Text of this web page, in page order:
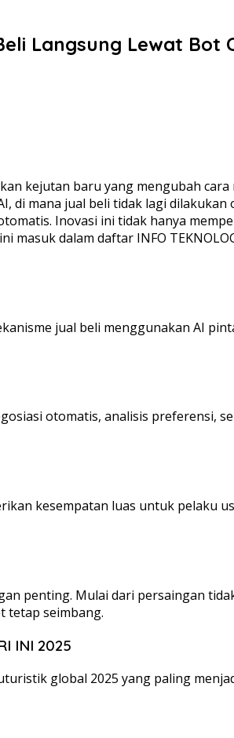
Langsung Lewat Bot
kejutan baru yang mengubah
di mana jual beli tidak lagi
Inovasi ini tidak hanya
dalam daftar INFO
jual beli menggunakan AI
otomatis, analisis preferensi,
kesempatan luas untuk pelaku
penting. Mulai dari persaingan
tetap seimbang.
INI 2025
global 2025 yang paling